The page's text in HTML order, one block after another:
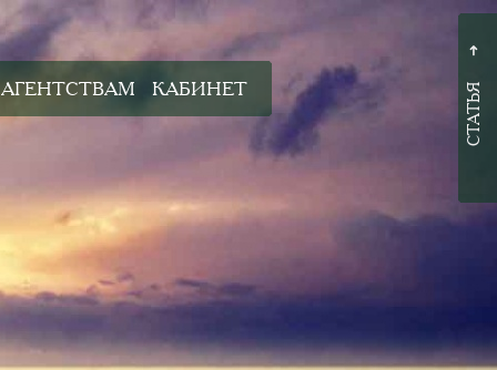
АГЕНТСТВАМ КАБИНЕТ
➜
СТАТЬЯ